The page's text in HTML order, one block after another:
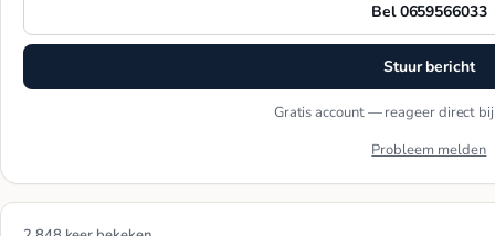
Bel 0659566033
Stuur bericht
Gratis account — reageer direct
Probleem melden